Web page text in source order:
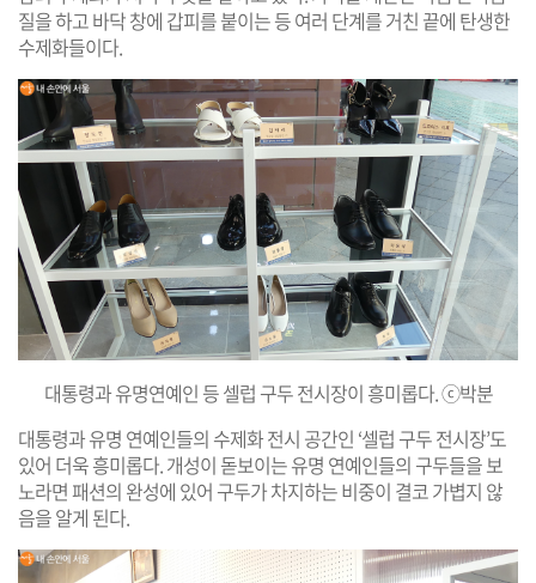
질을 하고 바닥 창에 갑피를 붙이는 등 여러 단계를 거친 끝에 탄생한
수제화들이다.
대통령과 유명연예인 등 셀럽 구두 전시장이 흥미롭다. ⓒ박분
대통령과 유명 연예인들의 수제화 전시 공간인 ‘셀럽 구두 전시장’도
있어 더욱 흥미롭다. 개성이 돋보이는 유명 연예인들의 구두들을 보
노라면 패션의 완성에 있어 구두가 차지하는 비중이 결코 가볍지 않
음을 알게 된다.